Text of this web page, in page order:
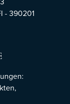
- 390201